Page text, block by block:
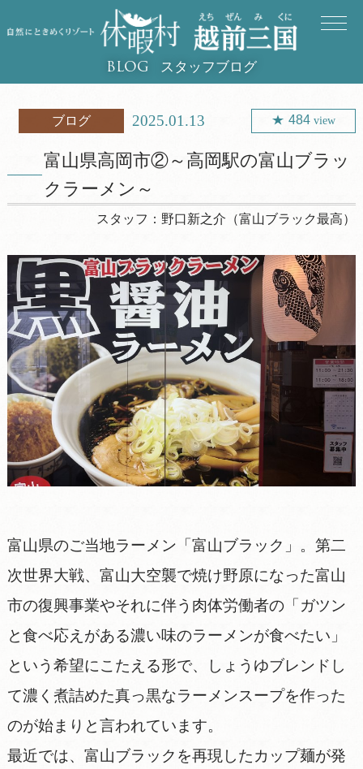
BLOG スタッフブログ
ブログ 2025.01.13 484 view
富山県高岡市②～高岡駅の富山ブラッ
クラーメン～
スタッフ： 野口新之介（富山ブラック最高）
富山県のご当地ラーメン「富山ブラック」。第二
次世界大戦、富山大空襲で焼け野原になった富山
市の復興事業やそれに伴う肉体労働者の「ガツン
と食べ応えがある濃い味のラーメンが食べたい」
という希望にこたえる形で、しょうゆブレンドし
て濃く煮詰めた真っ黒なラーメンスープを作った
のが始まりと言われています。
最近では、富山ブラックを再現したカップ麺が発